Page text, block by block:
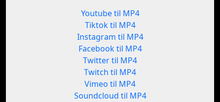
Youtube til MP4
Tiktok til MP4
Instagram til MP4
Facebook til MP4
Twitter til MP4
Twitch til MP4
Vimeo til MP4
Soundcloud til MP4